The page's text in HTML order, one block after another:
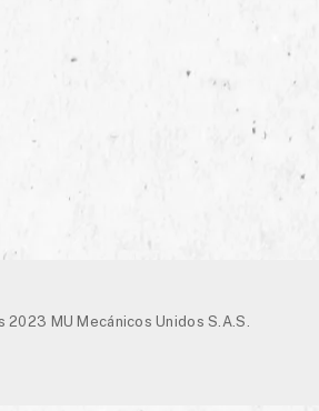
MU Mecánicos Unidos S.A.S.